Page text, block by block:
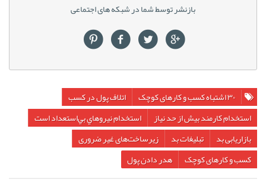
بازنشر توسط شما در شبکه های اجتماعی
۳۰ اشتباه کسب و کارهای کوچک
اتلاف پول در کسب
استخدام کارمند بیش از حد نياز
استخدام نيروهاي بي‌استعداد است
بازاریابی بد
تبلیغات بد
زیرساخت‌های غیر ضروری
کسب و کارهای کوچک
هدر دادن پول